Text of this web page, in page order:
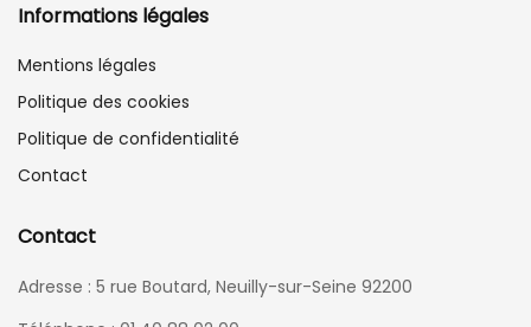
Informations légales
Mentions légales
Politique des cookies
Politique de confidentialité
Contact
Contact
Adresse : 5 rue Boutard, Neuilly-sur-Seine 92200